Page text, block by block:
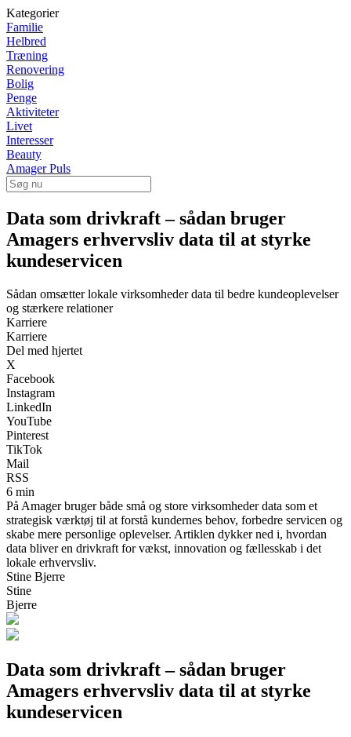
Kategorier
Familie
Helbred
Træning
Renovering
Bolig
Penge
Aktiviteter
Livet
Interesser
Beauty
Amager Puls
Data som drivkraft – sådan bruger
Amagers erhvervsliv data til at styrke
kundeservicen
Sådan omsætter lokale virksomheder data til bedre kundeoplevelser
og stærkere relationer
Karriere
Karriere
Del med hjertet
X
Facebook
Instagram
LinkedIn
YouTube
Pinterest
TikTok
Mail
RSS
6 min
På Amager bruger både små og store virksomheder data som et
strategisk værktøj til at forstå kundernes behov, forbedre servicen og
skabe mere personlige oplevelser. Artiklen dykker ned i, hvordan
data bliver en drivkraft for vækst, innovation og fællesskab i det
lokale erhvervsliv.
Stine Bjerre
Stine
Bjerre
Data som drivkraft – sådan bruger
Amagers erhvervsliv data til at styrke
kundeservicen